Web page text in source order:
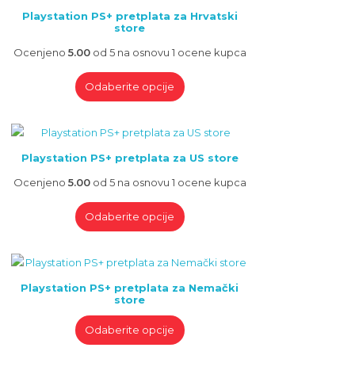
Playstation PS+ pretplata za Hrvatski
store
Ocenjeno 5.00od 5 na osnovu 1 ocene kupca
Odaberite opcije
Playstation PS+ pretplata za US store
Ocenjeno 5.00od 5 na osnovu 1 ocene kupca
Odaberite opcije
Playstation PS+ pretplata za Nemački
store
Odaberite opcije